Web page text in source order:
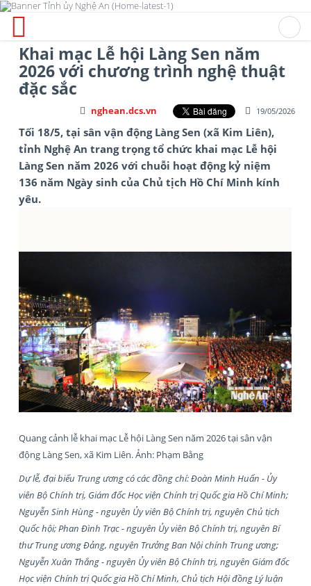
Khai mạc Lễ hội Làng Sen năm
2026 với chương trình nghệ thuật
đặc sắc
19/05/2026
nghean.dcs.vn
Tối 18/5, tại sân vận động Làng Sen (xã Kim Liên),
tỉnh Nghệ An trang trọng tổ chức khai mạc Lễ hội
Làng Sen năm 2026 với chuỗi hoạt động kỷ niệm
136 năm Ngày sinh của Chủ tịch Hồ Chí Minh kính
yêu.
Quang cảnh lễ khai mạc Lễ hội Làng Sen năm 2026 tại sân vận
động Làng Sen, xã Kim Liên. Ảnh: Phạm Bằng
Dự lễ, đại biểu Trung ương có các đồng chí: Đoàn Minh Huấn - Ủy
viên Bộ Chính trị, Giám đốc Học viện Chính trị Quốc gia Hồ Chí Minh;
Nguyễn Sinh Hùng - nguyên Ủy viên Bộ Chính trị, nguyên Chủ tịch
Quốc hội; Phan Đình Trạc - nguyên Ủy viên Bộ Chính trị, nguyên Bí
thư Trung ương Đảng, nguyên Trưởng Ban Nội chính Trung ương;
Nguyễn Xuân Thắng - nguyên Ủy viên Bộ Chính trị, nguyên Giám đốc
Học viện Chính trị Quốc gia Hồ Chí Minh, Chủ tịch Hội đồng Lý luận